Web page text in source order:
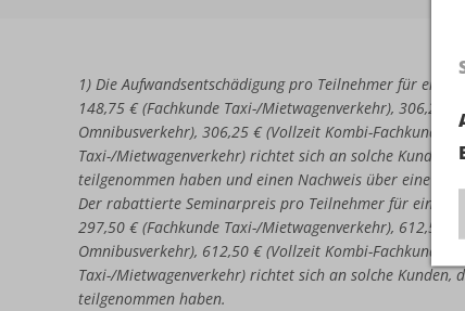
1) Die Aufwandsentschädigung pro Teilnehmer für eine
148,75 € (Fachkunde Taxi-/Mietwagenverkehr), 306,25
Omnibusverkehr), 306,25 € (Vollzeit Kombi-Fachkunde
Taxi-/Mietwagenverkehr) richtet sich an solche Kunden,
teilgenommen haben und einen Nachweis über eine
Der rabattierte Seminarpreis pro Teilnehmer für eine
297,50 € (Fachkunde Taxi-/Mietwagenverkehr), 612,50
Omnibusverkehr), 612,50 € (Vollzeit Kombi-Fachkunde
Taxi-/Mietwagenverkehr) richtet sich an solche Kunden,
teilgenommen haben.